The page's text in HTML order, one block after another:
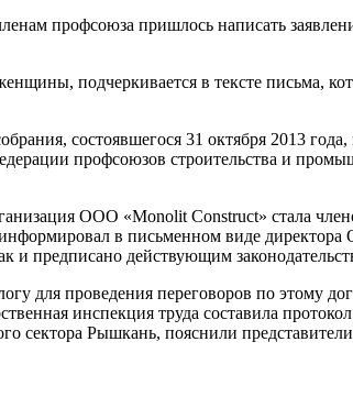
профсоюза пришлось написать
подчерки­вается в тексте письма,
состоявше­гося 31 октября 2013
профсоюзов строительства и
ООО «Monolit Construct» стала
в письменном виде
и предписано действующим
для проведения пе­реговоров по этому
инспекция тру­да составила
сектора Рышкань, пояснили